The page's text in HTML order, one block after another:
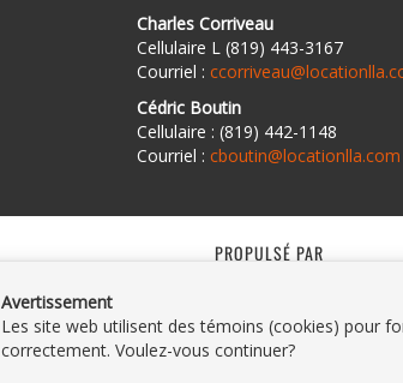
Charles Corriveau
Cellulaire L (819) 443-3167
Courriel :
Cédric Boutin
Cellulaire : (819) 442-1148
Courriel : cboutin@locationlla.com
PROPULSÉ PAR
Avertissement
Les site web utilisent des témoins (cookies) pour
correctement. Voulez-vous continuer?